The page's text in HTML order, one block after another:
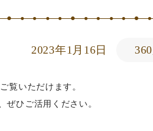
2023年1月16日
覧いただけます。
ぜひご活用ください。